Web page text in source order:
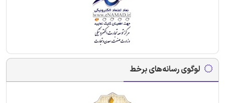
لوگوی رسانه‌های برخط